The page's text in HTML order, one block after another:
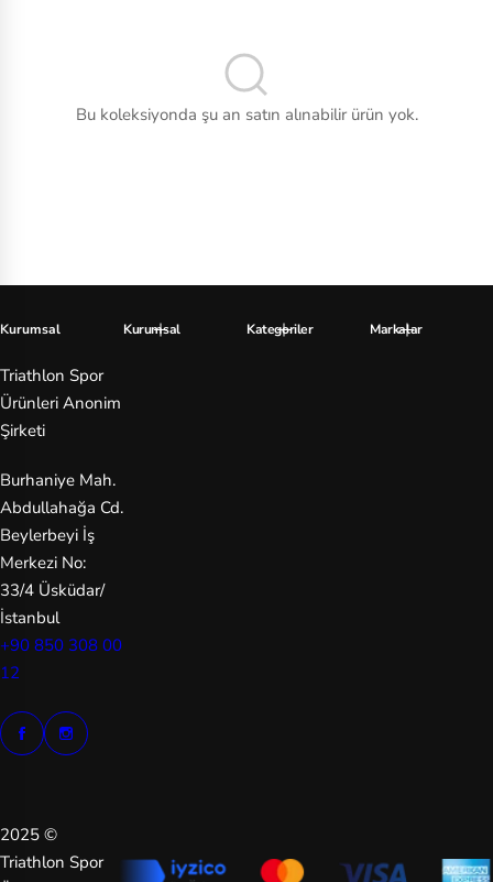
se
Cr
oc
s
D
C
Ea
st
pa
Fa
bc
Ja
Bu koleksiyonda şu an satın alınabilir ürün yok.
Kurumsal
Triathlon Spor
Ürünleri Anonim
Şirketi
Burhaniye Mah.
Abdullahağa Cd.
Beylerbeyi İş
Merkezi No:
33/4 Üsküdar/
İstanbul
+90 850 308 00
12
Kurumsal Kategoriler Markalar
2025 ©
Triathlon Spor